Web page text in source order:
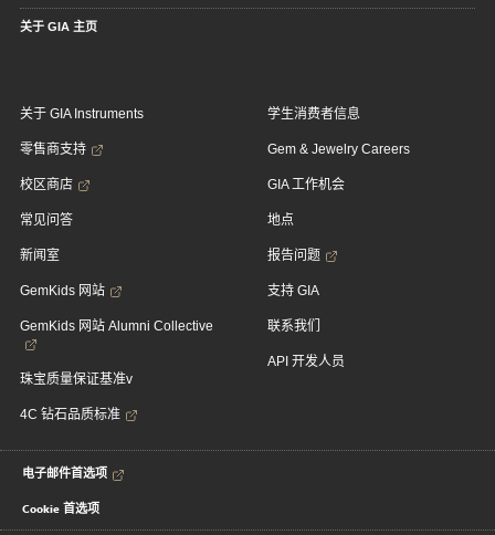
关于 GIA 主页
关于 GIA Instruments
零售商支持
校区商店
常见问答
新闻室
GemKids 网站
GemKids 网站 Alumni Collective
珠宝质量保证基准v
4C 钻石品质标准
学生消费者信息
Gem & Jewelry Careers
GIA 工作机会
地点
报告问题
支持 GIA
联系我们
API 开发人员
电子邮件首选项
Cookie 首选项